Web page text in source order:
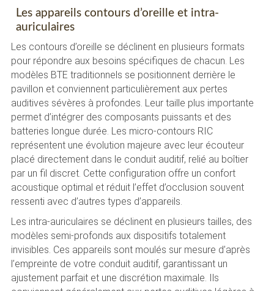
Les appareils contours d’oreille et intra-
auriculaires
Les contours d’oreille se déclinent en plusieurs formats
pour répondre aux besoins spécifiques de chacun. Les
modèles BTE traditionnels se positionnent derrière le
pavillon et conviennent particulièrement aux pertes
auditives sévères à profondes. Leur taille plus importante
permet d’intégrer des composants puissants et des
batteries longue durée. Les micro-contours RIC
représentent une évolution majeure avec leur écouteur
placé directement dans le conduit auditif, relié au boîtier
par un fil discret. Cette configuration offre un confort
acoustique optimal et réduit l’effet d’occlusion souvent
ressenti avec d’autres types d’appareils.
Les intra-auriculaires se déclinent en plusieurs tailles, des
modèles semi-profonds aux dispositifs totalement
invisibles. Ces appareils sont moulés sur mesure d’après
l’empreinte de votre conduit auditif, garantissant un
ajustement parfait et une discrétion maximale. Ils